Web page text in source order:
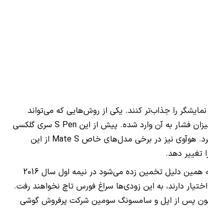
را جذاب‌تر کنند. یکی از روش‌هایی که می‌تواند
فشار به آن وارد شده. پیش از این S Pen سری گلکسی
کرد. هوآوی نیز در برخی مدل‌های خاص Mate S از این
تغییر دهد.
اما آیا به این زودی‌ها شاهد همه‌گیر شدن این قابلیت خواهیم بود؟ سیستم عامل اندروید اکنون از این قابلیت به‌طور کامل پشتیبانی نمی‌کند. به همین دلیل تخمین زده می‌شود در نیمه اول سال 2016
دارند، به این زودی‌ها سراغ فورس تاچ نخواهند رفت.
پس از اپل و سامسونگ سومین شرکت پرفروش گوشی